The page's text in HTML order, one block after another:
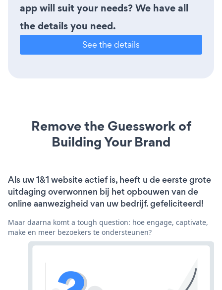
app will suit your needs? We have all
the details you need.
See the details
Remove the Guesswork of
Building Your Brand
Als uw 1&1 website actief is, heeft u de eerste grote
uitdaging overwonnen bij het opbouwen van de
online aanwezigheid van uw bedrijf. gefeliciteerd!
Maar daarna komt a tough question: hoe engage, captivate,
make en meer bezoekers te ondersteunen?